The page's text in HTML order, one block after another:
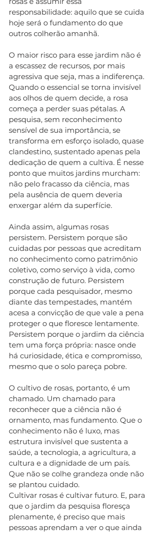
responsabilidade: aquilo que se cuida
hoje será o fundamento do que
outros colherão amanhã.
O maior risco para esse jardim não é
a escassez de recursos, por mais
agressiva que seja, mas a indiferença.
Quando o essencial se torna invisível
aos olhos de quem decide, a rosa
começa a perder suas pétalas. A
pesquisa, sem reconhecimento
sensível de sua importância, se
transforma em esforço isolado, quase
clandestino, sustentado apenas pela
dedicação de quem a cultiva. É nesse
ponto que muitos jardins murcham:
não pelo fracasso da ciência, mas
pela ausência de quem deveria
enxergar além da superfície.
Ainda assim, algumas rosas
persistem. Persistem porque são
cuidadas por pessoas que acreditam
no conhecimento como patrimônio
coletivo, como serviço à vida, como
construção de futuro. Persistem
porque cada pesquisador, mesmo
diante das tempestades, mantém
acesa a convicção de que vale a pena
proteger o que floresce lentamente.
Persistem porque o jardim da ciência
tem uma força própria: nasce onde
há curiosidade, ética e compromisso,
mesmo que o solo pareça pobre.
O cultivo de rosas, portanto, é um
chamado. Um chamado para
reconhecer que a ciência não é
ornamento, mas fundamento. Que o
conhecimento não é luxo, mas
estrutura invisível que sustenta a
saúde, a tecnologia, a agricultura, a
cultura e a dignidade de um país.
Que não se colhe grandeza onde não
se plantou cuidado.
Cultivar rosas é cultivar futuro. E, para
que o jardim da pesquisa floresça
plenamente, é preciso que mais
pessoas aprendam a ver o que ainda